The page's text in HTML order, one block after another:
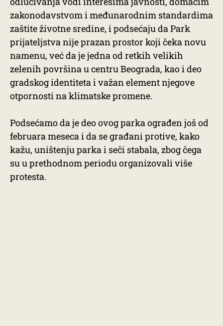
zakonodavstvom i međunarodnim standardima
zaštite životne sredine, i podsećaju da Park
prijateljstva nije prazan prostor koji čeka novu
namenu, već da je jedna od retkih velikih
zelenih površina u centru Beograda, kao i deo
gradskog identiteta i važan element njegove
otpornosti na klimatske promene.
Podsećamo da je deo ovog parka ograđen još od
februara meseca i da se građani protive, kako
kažu, uništenju parka i seči stabala, zbog čega
su u prethodnom periodu organizovali više
protesta.